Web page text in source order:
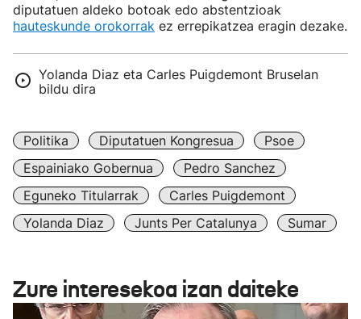
diputatuen aldeko botoak edo abstentzioak
hauteskunde orokorrak ez errepikatzea eragin dezake.
Yolanda Diaz eta Carles Puigdemont Bruselan
bildu dira
Politika Diputatuen Kongresua
Psoe
Espainiako Gobernua
Pedro Sanchez
Eguneko Titularrak
Carles Puigdemont
Yolanda Diaz
Junts Per Catalunya Sumar
Zure interesekoa izan daiteke